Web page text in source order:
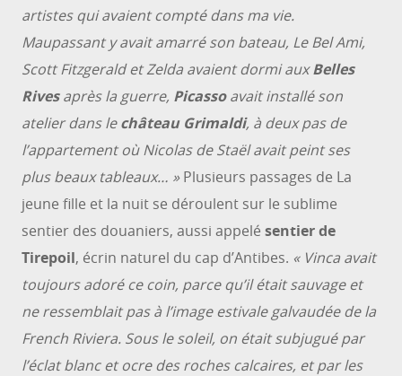
artistes qui avaient compté dans ma vie.
Maupassant y avait amarré son bateau, Le Bel Ami,
Scott Fitzgerald et Zelda avaient dormi auxBelles
Rivesaprès la guerre, Picassoavait installé son
atelier dans lechâteau Grimaldi, à deux pas de
l’appartement où Nicolas de Staël avait peint ses
plus beaux tableaux… »Plusieurs passages de La
jeune fille et la nuit se déroulent sur le sublime
sentier des douaniers, aussi appelé sentier de
Tirepoil, écrin naturel du cap d’Antibes. « Vinca avait
toujours adoré ce coin, parce qu’il était sauvage et
ne ressemblait pas à l’image estivale galvaudée de la
French Riviera. Sous le soleil, on était subjugué par
l’éclat blanc et ocre des roches calcaires, et par les